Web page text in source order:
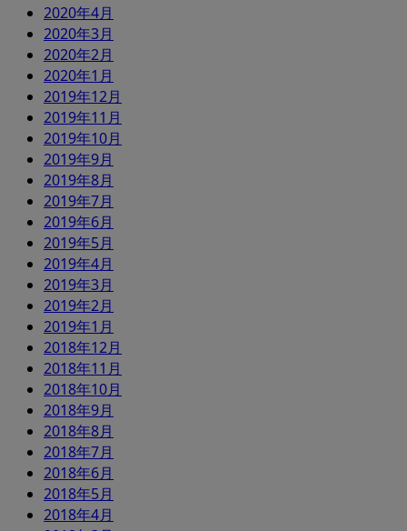
2020年4月
2020年3月
2020年2月
2020年1月
2019年12月
2019年11月
2019年10月
2019年9月
2019年8月
2019年7月
2019年6月
2019年5月
2019年4月
2019年3月
2019年2月
2019年1月
2018年12月
2018年11月
2018年10月
2018年9月
2018年8月
2018年7月
2018年6月
2018年5月
2018年4月